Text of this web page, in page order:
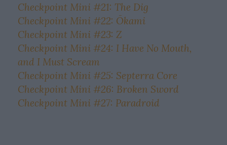
Checkpoint Mini #21: The Dig
Checkpoint Mini #22: Ōkami
Checkpoint Mini #23: Z
Checkpoint Mini #24: I Have No Mouth,
and I Must Scream
Checkpoint Mini #25: Septerra Core
Checkpoint Mini #26: Broken Sword
Checkpoint Mini #27: Paradroid